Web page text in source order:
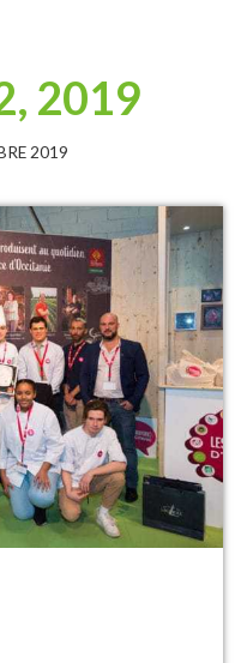
2019
2019